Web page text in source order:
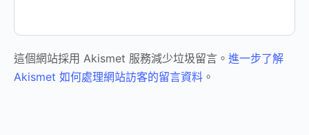
這個網站採用 Akismet 服務減少垃圾留言。 進一步了解
Akismet 如何處理網站訪客的留言資料 。